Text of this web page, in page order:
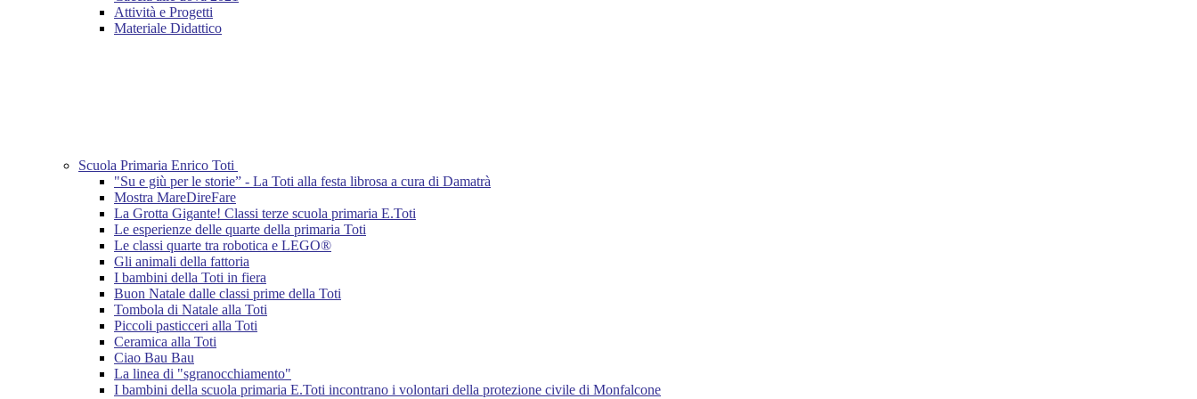
Attività e Progetti
Materiale Didattico
Scuola Primaria Enrico Toti
"Su e giù per le storie” - La Toti alla festa librosa a cura di Damatrà
Mostra MareDireFare
La Grotta Gigante! Classi terze scuola primaria E.Toti
Le esperienze delle quarte della primaria Toti
Le classi quarte tra robotica e LEGO®
Gli animali della fattoria
I bambini della Toti in fiera
Buon Natale dalle classi prime della Toti
Tombola di Natale alla Toti
Piccoli pasticceri alla Toti
Ceramica alla Toti
Ciao Bau Bau
La linea di "sgranocchiamento"
I bambini della scuola primaria E.Toti incontrano i volontari della protezione civile di Monfalcone